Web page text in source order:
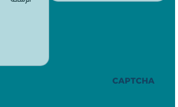
CAPTCHA